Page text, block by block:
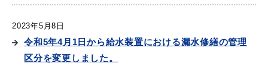
教育
2023年5月8日
令和5年4月1日から給水装置における漏水修繕の管理
区分を変更しました。